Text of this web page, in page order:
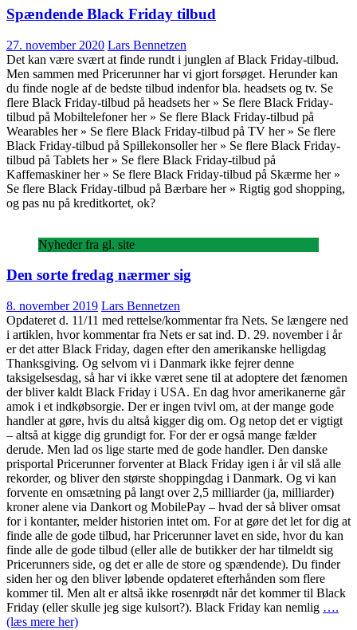
Spændende Black Friday tilbud
27. november 2020 Lars Bennetzen
Det kan være svært at finde rundt i junglen af Black Friday-tilbud.
Men sammen med Pricerunner har vi gjort forsøget. Herunder kan
du finde nogle af de bedste tilbud indenfor bla. headsets og tv. Se
flere Black Friday-tilbud på headsets her » Se flere Black Friday-
tilbud på Mobiltelefoner her » Se flere Black Friday-tilbud på
Wearables her » Se flere Black Friday-tilbud på TV her » Se flere
Black Friday-tilbud på Spillekonsoller her » Se flere Black Friday-
tilbud på Tablets her » Se flere Black Friday-tilbud på
Kaffemaskiner her » Se flere Black Friday-tilbud på Skærme her »
Se flere Black Friday-tilbud på Bærbare her » Rigtig god shopping,
og pas nu på kreditkortet, ok?
Nyheder fra gl. site
Den sorte fredag nærmer sig
8. november 2019 Lars Bennetzen
Opdateret d. 11/11 med rettelse/kommentar fra Nets. Se længere ned
i artiklen, hvor kommentar fra Nets er sat ind. D. 29. november i år
er det atter Black Friday, dagen efter den amerikanske helligdag
Thanksgiving. Og selvom vi i Danmark ikke fejrer denne
taksigelsesdag, så har vi ikke været sene til at adoptere det fænomen
der bliver kaldt Black Friday i USA. En dag hvor amerikanerne går
amok i et indkøbsorgie. Der er ingen tvivl om, at der mange gode
handler at gøre, hvis du altså kigger dig om. Og netop det er vigtigt
– altså at kigge dig grundigt for. For der er også mange fælder
derude. Men lad os lige starte med de gode handler. Den danske
prisportal Pricerunner forventer at Black Friday igen i år vil slå alle
rekorder, og bliver den største shoppingdag i Danmark. Og vi kan
forvente en omsætning på langt over 2,5 milliarder (ja, milliarder)
kroner alene via Dankort og MobilePay – hvad der så bliver omsat
for i kontanter, melder historien intet om. For at gøre det let for dig at
finde alle de gode tilbud, har Pricerunner lavet en side, hvor du kan
finde alle de gode tilbud (eller alle de butikker der har tilmeldt sig
Pricerunners side, og det er alle de store og spændende). Du finder
siden her og den bliver løbende opdateret efterhånden som flere
kommer til. Men alt er altså ikke rosenrødt når det kommer til Black
Friday (eller skulle jeg sige kulsort?). Black Friday kan nemlig ….
(læs mere her)